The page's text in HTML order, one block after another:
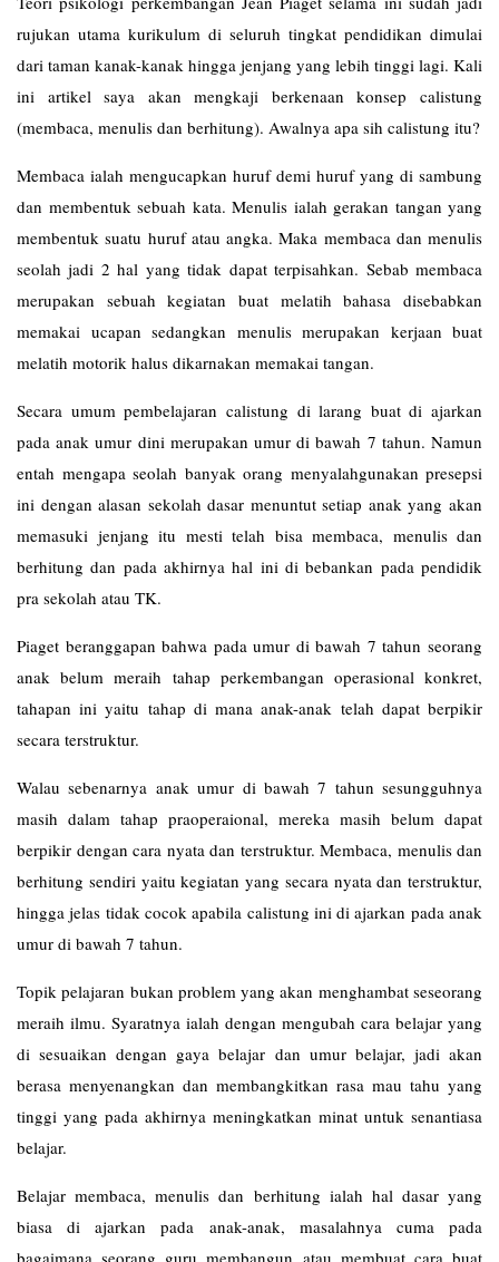
rujukan utama kurikulum di seluruh tingkat pendidikan dimulai
dari taman kanak-kanak hingga jenjang yang lebih tinggi lagi. Kali
ini artikel saya akan mengkaji berkenaan konsep calistung
(membaca, menulis dan berhitung). Awalnya apa sih calistung itu?
Membaca ialah mengucapkan huruf demi huruf yang di sambung
dan membentuk sebuah kata. Menulis ialah gerakan tangan yang
membentuk suatu huruf atau angka. Maka membaca dan menulis
seolah jadi 2 hal yang tidak dapat terpisahkan. Sebab membaca
merupakan sebuah kegiatan buat melatih bahasa disebabkan
memakai ucapan sedangkan menulis merupakan kerjaan buat
melatih motorik halus dikarnakan memakai tangan.
Secara umum pembelajaran calistung di larang buat di ajarkan
pada anak umur dini merupakan umur di bawah 7 tahun. Namun
entah mengapa seolah banyak orang menyalahgunakan presepsi
ini dengan alasan sekolah dasar menuntut setiap anak yang akan
memasuki jenjang itu mesti telah bisa membaca, menulis dan
berhitung dan pada akhirnya hal ini di bebankan pada pendidik
pra sekolah atau TK.
Piaget beranggapan bahwa pada umur di bawah 7 tahun seorang
anak belum meraih tahap perkembangan operasional konkret,
tahapan ini yaitu tahap di mana anak-anak telah dapat berpikir
secara terstruktur.
Walau sebenarnya anak umur di bawah 7 tahun sesungguhnya
masih dalam tahap praoperaional, mereka masih belum dapat
berpikir dengan cara nyata dan terstruktur. Membaca, menulis dan
berhitung sendiri yaitu kegiatan yang secara nyata dan terstruktur,
hingga jelas tidak cocok apabila calistung ini di ajarkan pada anak
umur di bawah 7 tahun.
Topik pelajaran bukan problem yang akan menghambat seseorang
meraih ilmu. Syaratnya ialah dengan mengubah cara belajar yang
di sesuaikan dengan gaya belajar dan umur belajar, jadi akan
berasa menyenangkan dan membangkitkan rasa mau tahu yang
tinggi yang pada akhirnya meningkatkan minat untuk senantiasa
belajar.
Belajar membaca, menulis dan berhitung ialah hal dasar yang
biasa di ajarkan pada anak-anak, masalahnya cuma pada
bagaimana seorang guru membangun atau membuat cara buat